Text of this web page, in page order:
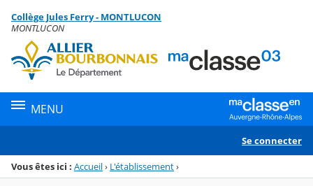
Menu de la rubrique
Contenu
Collège Jules Ferry - MONTLUCON
MONTLUCON
MENU
Se connecter
Vous êtes ici : Accueil› L'établissement›